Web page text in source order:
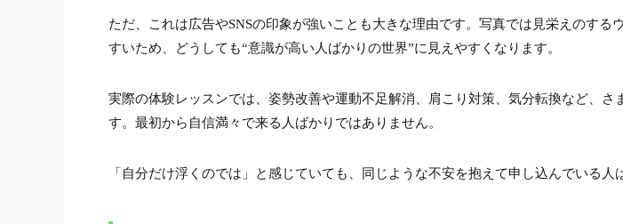
ただ、これは広告やSNSの印象が強いことも大きな理由です。写真では見栄えのする
すいため、どうしても“意識が高い人ばかりの世界”に見えやすくなります。
実際の体験レッスンでは、姿勢改善や運動不足解消、肩こり対策、気分転換など、さ
す。最初から自信満々で来る人ばかりではありません。
「自分だけ浮くのでは」と感じていても、同じような不安を抱えて申し込んでいる人